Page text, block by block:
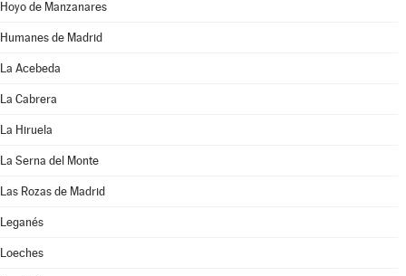
Hoyo de Manzanares
Humanes de Madrid
La Acebeda
La Cabrera
La Hiruela
La Serna del Monte
Las Rozas de Madrid
Leganés
Loeches